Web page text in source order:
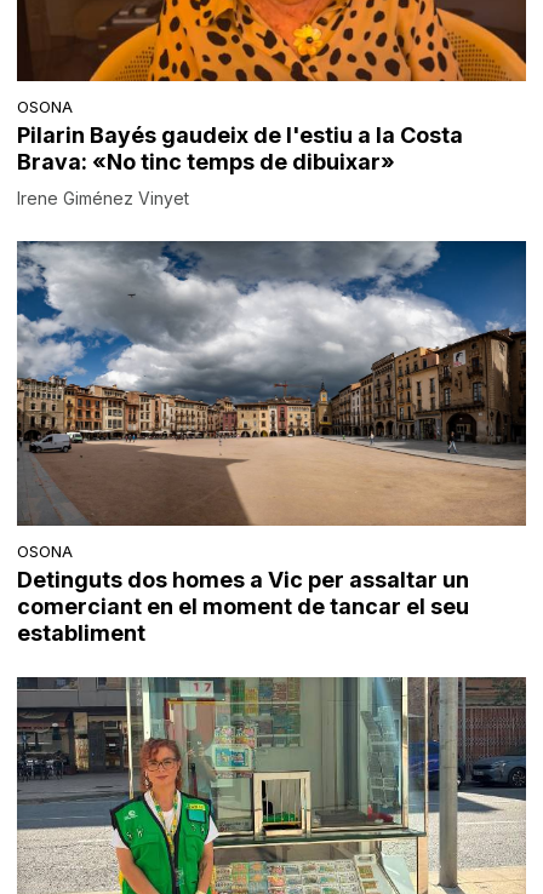
OSONA
Pilarin Bayés gaudeix de l'estiu a la Costa
Brava: «No tinc temps de dibuixar»
Irene Giménez Vinyet
OSONA
Detinguts dos homes a Vic per assaltar un
comerciant en el moment de tancar el seu
establiment